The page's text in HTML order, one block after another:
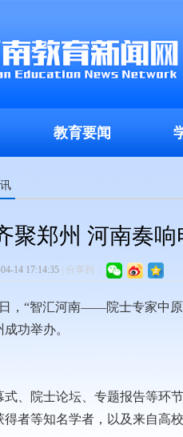
教育要闻
聚郑州 河南奏
14 17:14:35 分享到：
，“智汇河南——院士专家中
功举办。
式、院士论坛、专题报告等环
者等知名学者，以及来自高